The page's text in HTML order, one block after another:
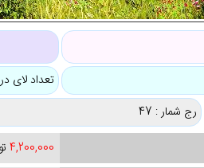
تعداد لای در طول : 352
رج شمار : 47
4,200,000